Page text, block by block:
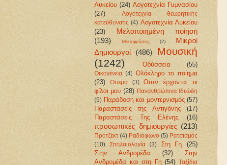
Λυκείου (24) Λογοτεχνία Γυμνασίου
(27)
Λογοτεχνία θεωρητικής
κατεύθυνσης (4) Λογοτεχνία Λυκείου
(23)
Μελοποιημένη ποίηση
(193)
Μεταφράσεις (2)
Μικροί
Δημιουργοί
(486)
Μουσική
(1242)
Οδύσσεια (55)
Οικογένεια (4) Ολόκληρο το ποίημα
(23)
Οπερα (3)
Οταν έρχονται οι
φίλοι μου (28) Πανανθρώπινα Ιδεώδη
(9) Παράδοση και μοντερνισμός (57)
Παραστάσεις της Αντιγόνης
(17)
Παραστάσεις Της Ελένης
(16)
προσωπικές δημιουργίες (213)
Πρότζεκτ (4) Ραδιόφωνο (5) Ρατσισμός
(10)
Σπηλαιολογία (3) Στη Γη
(25)
Στην Ανδρομέδα
(32)
Στην
Ανδρομέδα και στη Γη (54) Ταξίδια